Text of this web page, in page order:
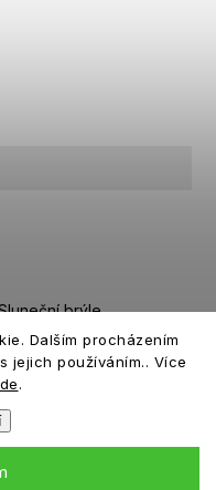
Dalším procházením
jejich používáním.. Více
.
brýle
čočky